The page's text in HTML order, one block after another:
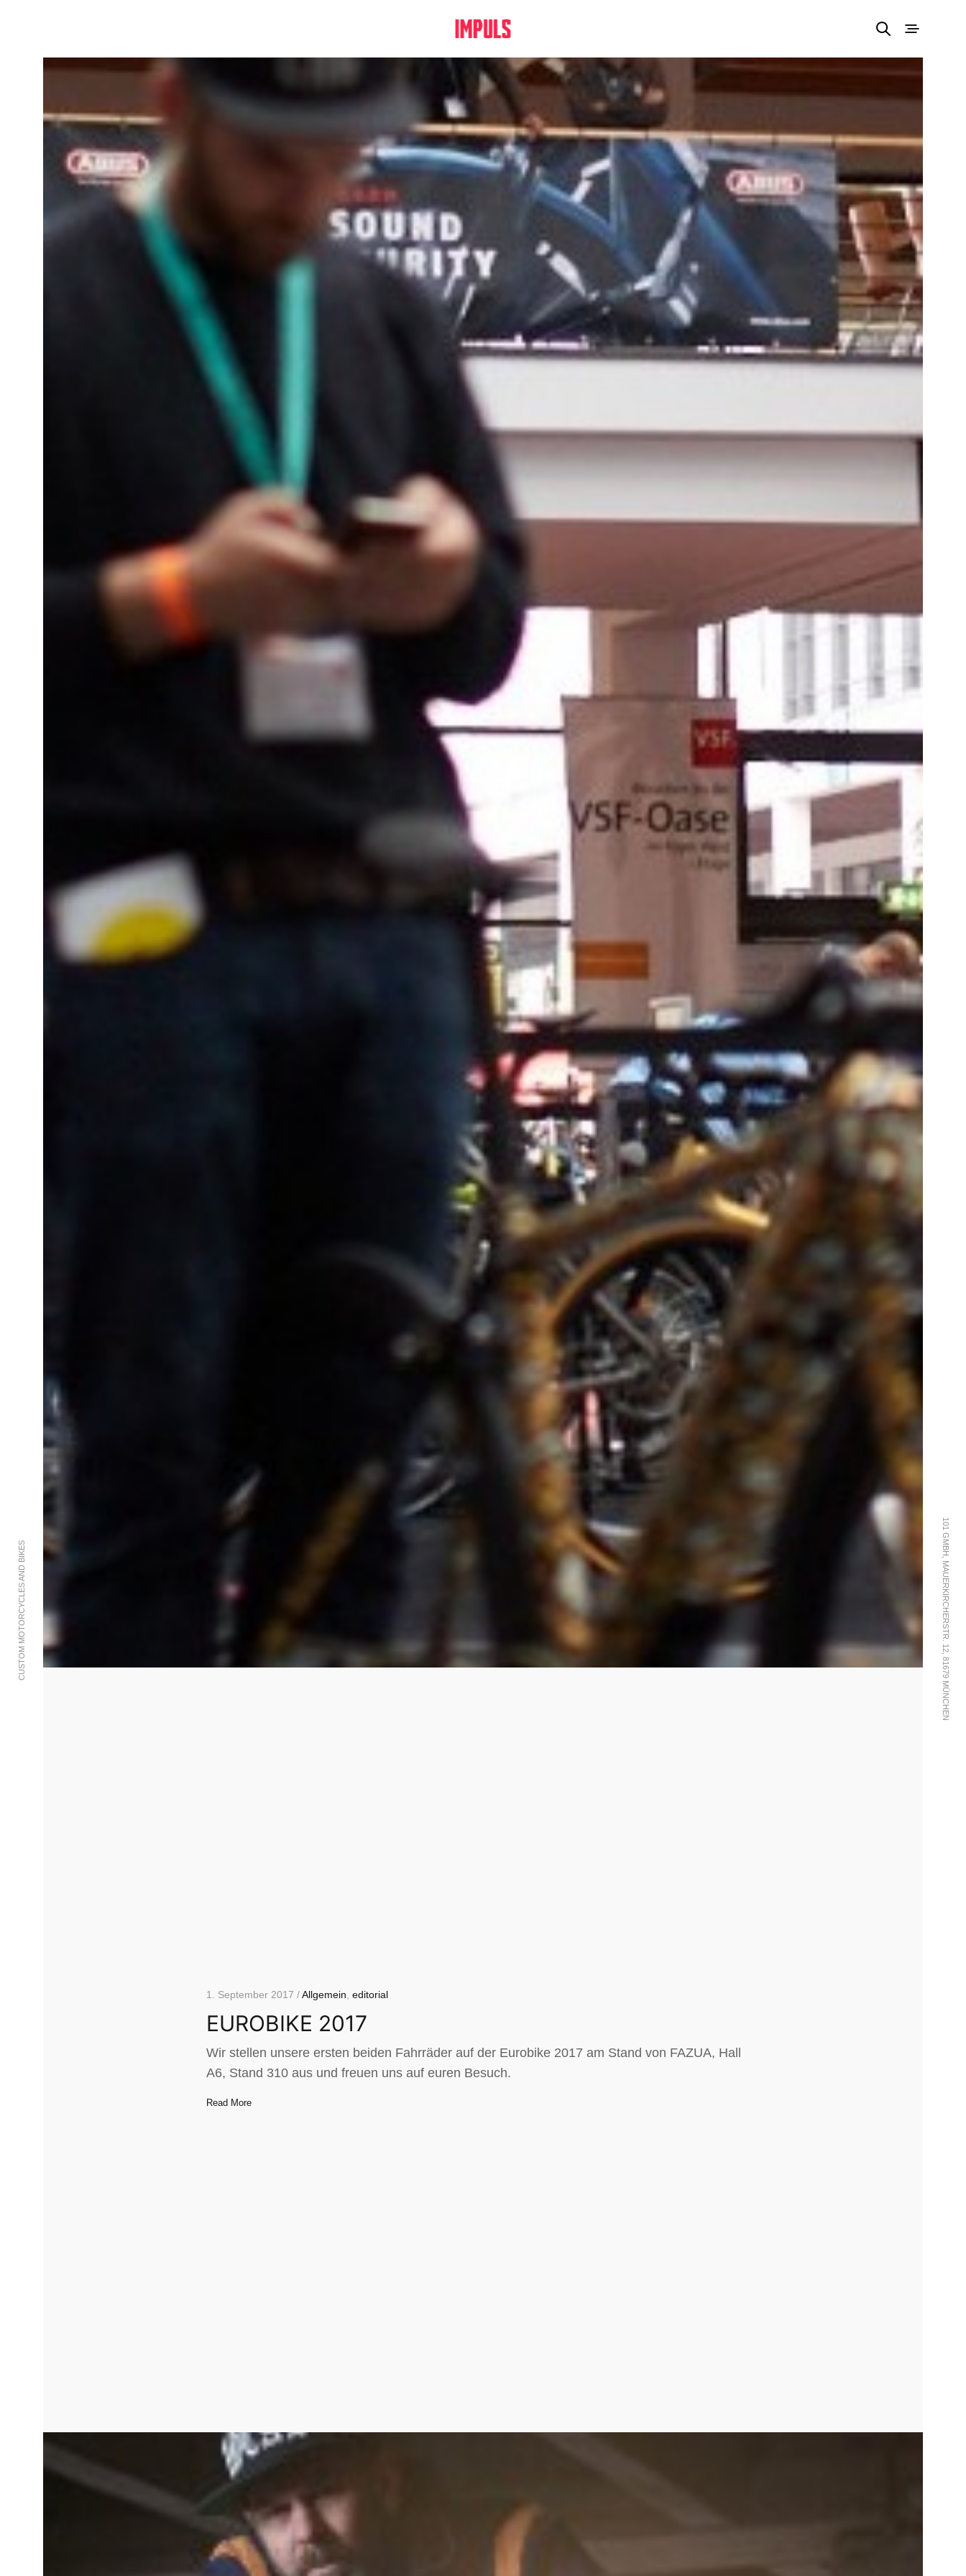
CUSTOM MOTORCYCLES AND BIKES 101 GMBH, MAUERKIRCHERSTR. 12, 81679 MÜNCHEN
1. September 2017 /Allgemein editorial
EUROBIKE 2017
Wir stellen unsere ersten beiden Fahrräder auf der Eurobike 2017 am Stand von FAZUA, Hall
A6, Stand 310 aus und freuen uns auf euren Besuch.
Read More